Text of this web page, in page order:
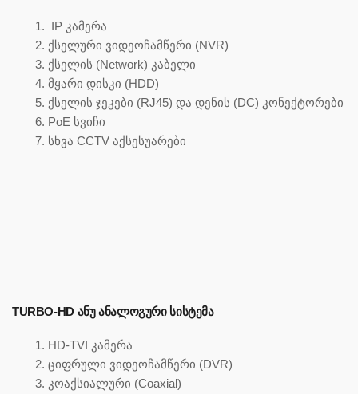
IP კამერა
ქსელური ვიდეოჩამწერი (NVR)
ქსელის (Network) კაბელი
მყარი დისკი (HDD)
ქსელის ჯეკები (RJ45) და დენის (DC) კონექტორები
PoE სვიჩი
სხვა CCTV აქსესუარები
TURBO-HD ᲐᲜᲣ ᲐᲜᲐᲚᲝᲒᲣᲠᲘ ᲡᲘᲡᲢᲔᲛᲐ
HD-TVI კამერა
ციფრული ვიდეოჩამწერი (DVR)
კოაქსიალური (Coaxial)